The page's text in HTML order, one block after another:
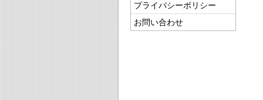
プライバシーポリシー
お問い合わせ